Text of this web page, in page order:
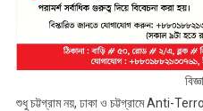
শুধু চট্টগ্রাম নয়, ঢাকা ও চট্টগ্রামে Anti-